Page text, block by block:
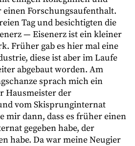
einen Forschungsaufenthalt.
Tag und besichtigten die
— Eisenerz ist ein kleiner
Früher gab es hier mal eine
diese ist aber im Laufe
abgebaut worden. Am
sprach mich ein
Hausmeister der
vom Skisprunginternat
mir dann, dass es früher einen
gegeben habe, der
habe. Da war meine Neugier